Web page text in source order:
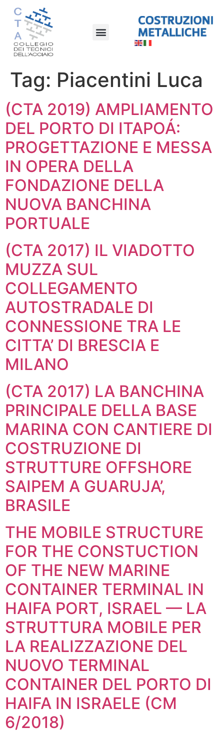
Tag: Piacentini Luca
(CTA 2019) AMPLIAMENTO
DEL PORTO DI ITAPOÁ:
PROGETTAZIONE E MESSA
IN OPERA DELLA
FONDAZIONE DELLA
NUOVA BANCHINA
PORTUALE
(CTA 2017) IL VIADOTTO
MUZZA SUL
COLLEGAMENTO
AUTOSTRADALE DI
CONNESSIONE TRA LE
CITTA’ DI BRESCIA E
MILANO
(CTA 2017) LA BANCHINA
PRINCIPALE DELLA BASE
MARINA CON CANTIERE DI
COSTRUZIONE DI
STRUTTURE OFFSHORE
SAIPEM A GUARUJA’,
BRASILE
THE MOBILE STRUCTURE
FOR THE CONSTUCTION
OF THE NEW MARINE
CONTAINER TERMINAL IN
HAIFA PORT, ISRAEL — LA
STRUTTURA MOBILE PER
LA REALIZZAZIONE DEL
NUOVO TERMINAL
CONTAINER DEL PORTO DI
HAIFA IN ISRAELE (CM
6/2018)